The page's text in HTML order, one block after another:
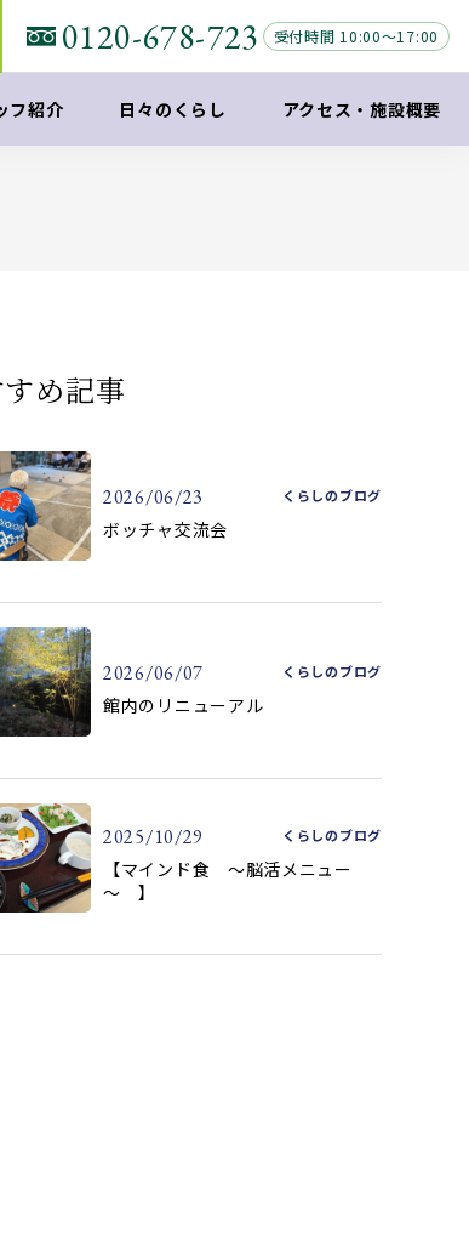
0120-678-723 受付時間 10:00～17:00
フ紹介 日々のくらし アクセス ・施設概要
め記事
2026/06/23 くらしのブログ
ボッチャ交流会
2026/06/07 くらしのブログ
館内のリニューアル
2025/10/29 くらしのブログ
【マインド食 ～脳活メニュー
～ 】